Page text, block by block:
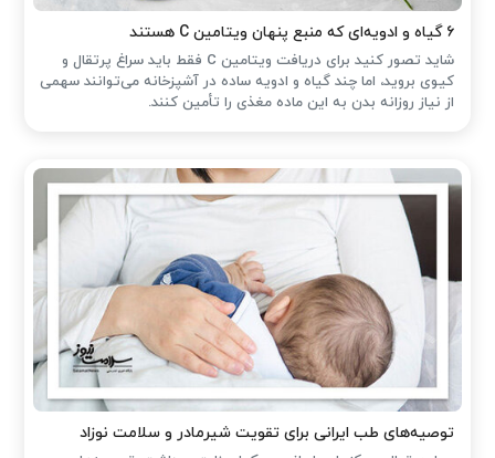
۶ گیاه و ادویه‌ای که منبع پنهان ویتامین C هستند
شاید تصور کنید برای دریافت ویتامین C فقط باید سراغ پرتقال و
کیوی بروید، اما چند گیاه و ادویه ساده در آشپزخانه می‌توانند سهمی
از نیاز روزانه بدن به این ماده مغذی را تأمین کنند.
توصیه‌های طب ایرانی برای تقویت شیرمادر و سلامت نوزاد